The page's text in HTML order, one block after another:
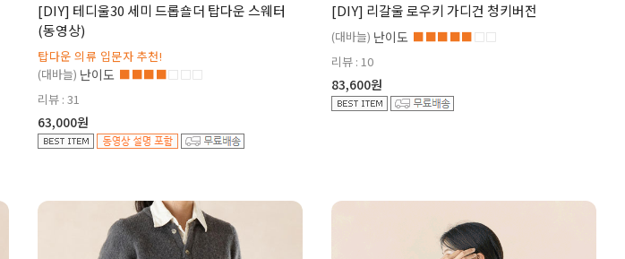
[DIY] 테디울30 세미 드롭숄더 탑다운 스웨터
(동영상)
탑다운 의류 입문자 추천!
(대바늘) 난이도 ■■■■□□□
리뷰 : 31
63,000원
[DIY] 리갈울 로우키 가디건 청키버전
(대바늘) 난이도 ■■■■■□□
리뷰 : 10
83,600원